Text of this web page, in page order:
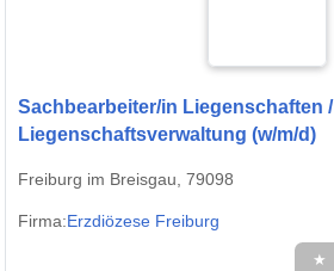
Sachbearbeiter/in Liegenschaften /
Liegenschaftsverwaltung (w/m/d)
Freiburg im Breisgau, 79098
Firma:Erzdiözese Freiburg
★